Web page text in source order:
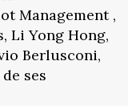
Management ,
Li Yong Hong,
Berlusconi,
ses